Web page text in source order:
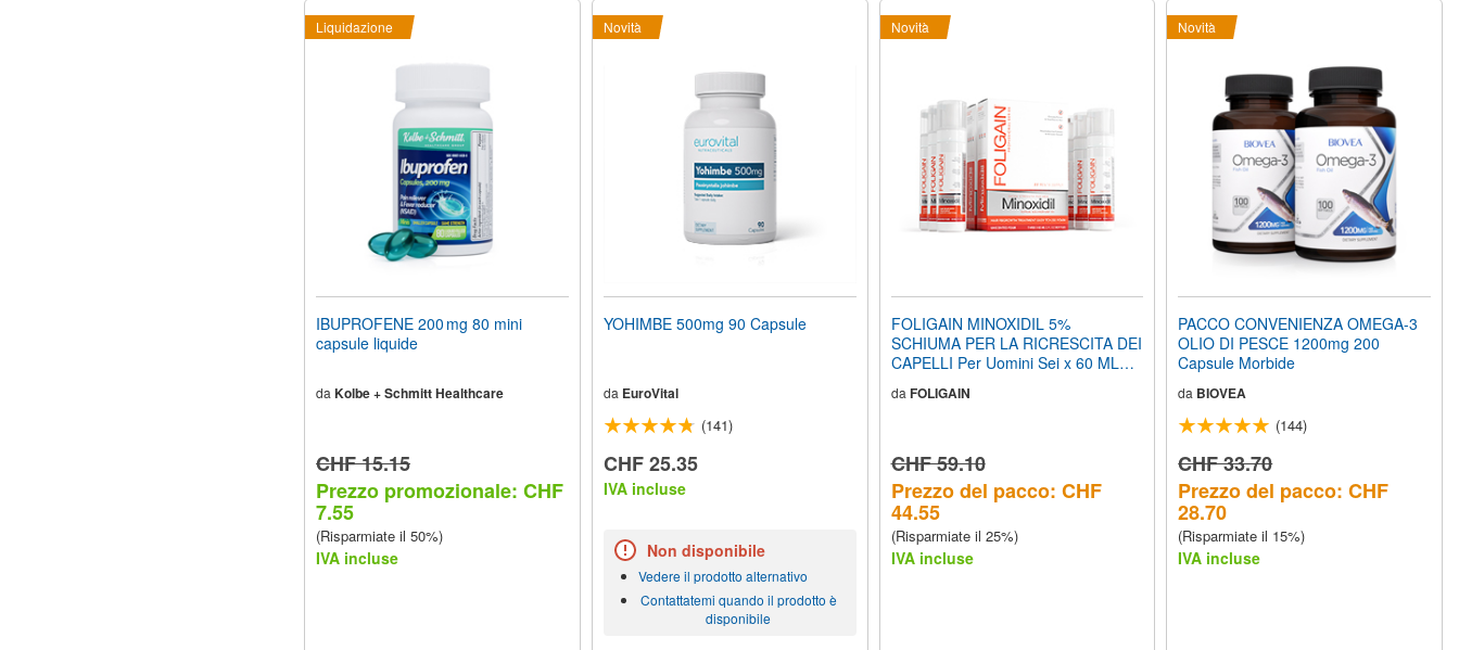
Liquidazione
IBUPROFENE 200 mg 80 mini
capsule liquide
daKolbe + Schmitt Healthcare
CHF 15.15
Prezzo promozionale: CHF
7.55
(Risparmiate il 50%)
IVA incluse
Novità
YOHIMBE 500mg 90 Capsule
da EuroVital
(141)
CHF 25.35
IVA incluse
Non disponibile
Vedere il prodotto alternativo
Contattatemi quando il prodotto è
disponibile
Novità
FOLIGAIN MINOXIDIL 5%
SCHIUMA PER LA RICRESCITA DEI
CAPELLI Per Uomini Sei x 60 ML
Mesi
da FOLIGAIN
CHF 59.10
Prezzo del pacco: CHF
44.55
(Risparmiate il 25%)
IVA incluse
Novità
PACCO CONVENIENZA OMEGA-3
OLIO DI PESCE 1200mg 200
Capsule Morbide
da BIOVEA
(144)
CHF 33.70
Prezzo del pacco: CHF
28.70
(Risparmiate il 15%)
IVA incluse